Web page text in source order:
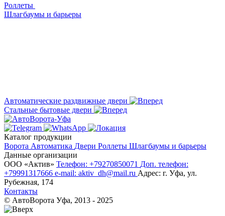
Роллеты
Шлагбаумы и барьеры
Автоматические раздвижные двери
Стальные бытовые двери
Каталог продукции
Ворота Автоматика Двери Роллеты Шлагбаумы и барьеры
Данные организации
ООО «‎Актив»‎ Телефон: +79270850071 Доп. телефон:
+79991317666 e-mail: aktiv_dh@mail.ru Адрес: г. Уфа, ул.
Рубежная, 174
Контакты
© АвтоВорота Уфа, 2013 - 2025